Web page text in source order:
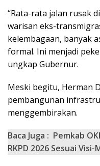
“Rata-rata jalan rusak
warisan eks-
kelembagaan, banyak
formal. Ini menjadi
ungkap Gubernur.
Meski begitu, Herman
pembangunan
menggembirakan.
Baca Juga : Pemkab
RKPD 2026 Sesuai